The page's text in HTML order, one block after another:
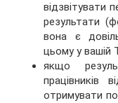
відзвітувати
результати
вона є
цьому у вашій
якщо
працівників
отримувати